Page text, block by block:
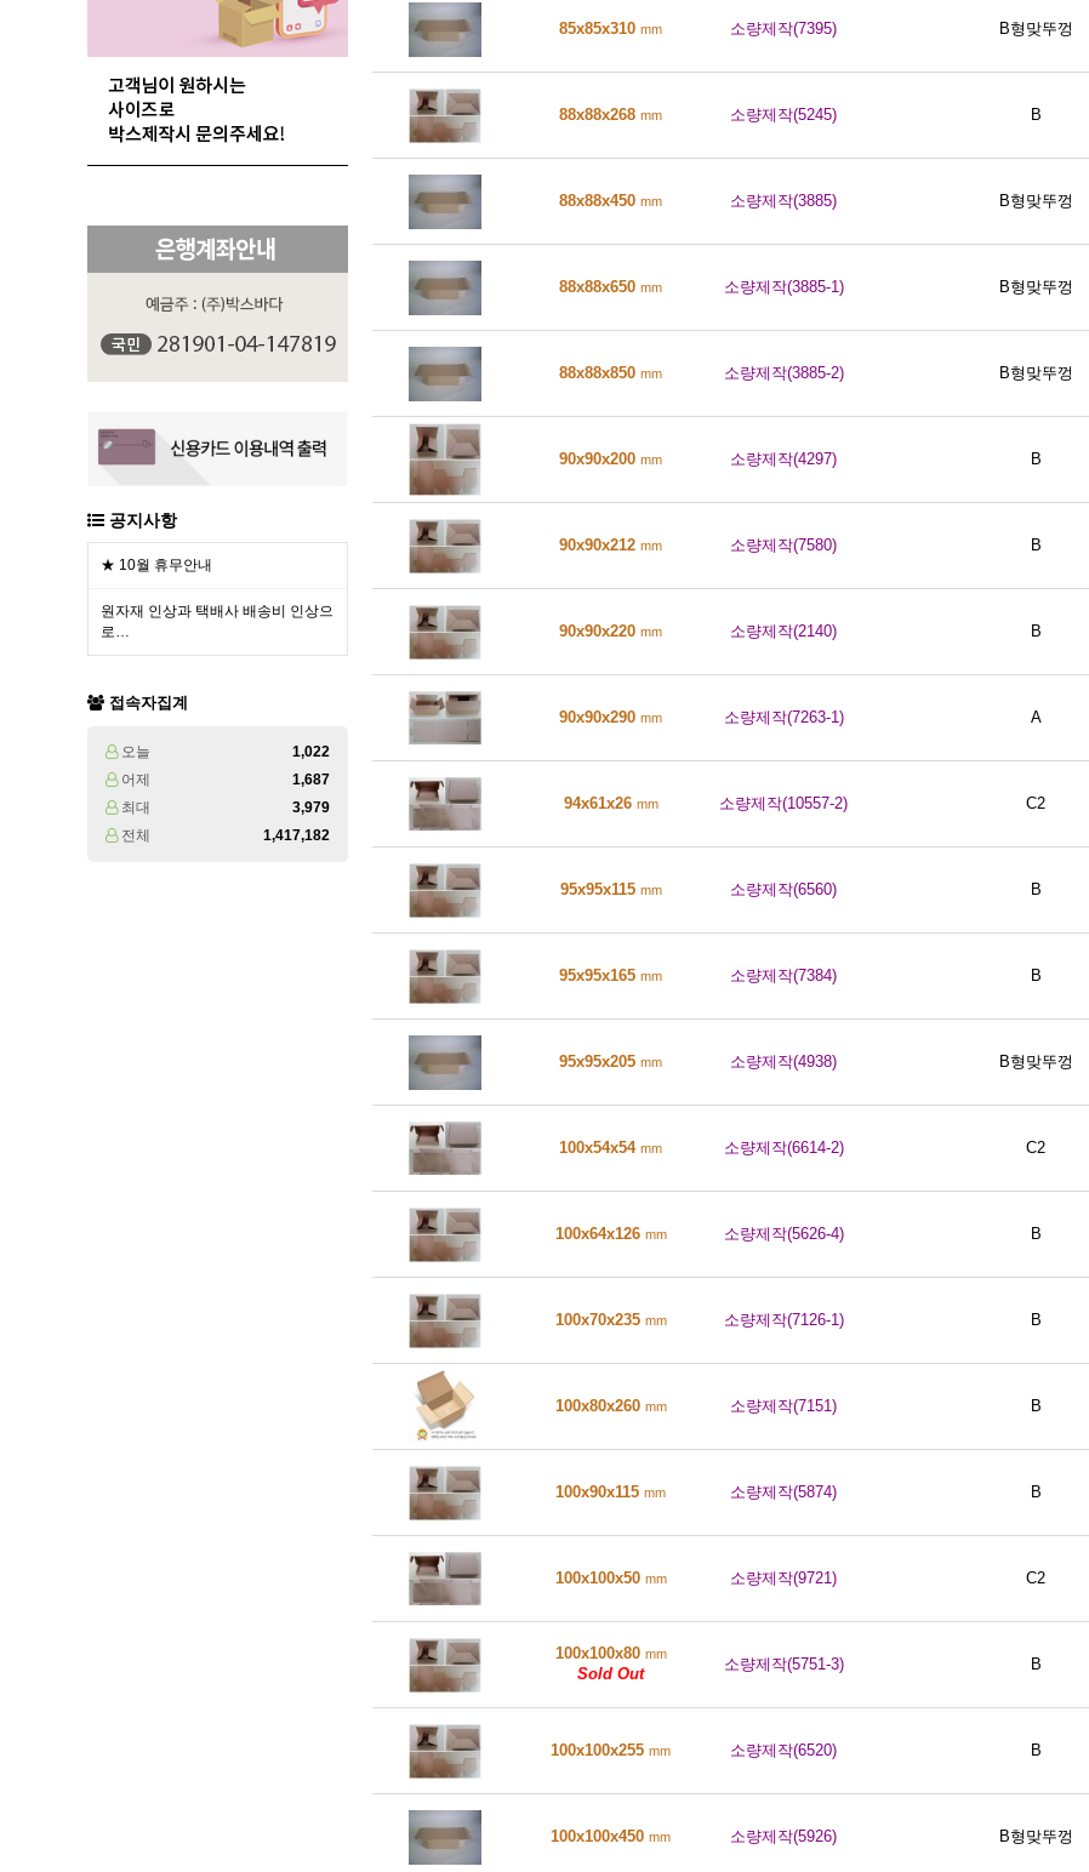
공지사항
★ 10월 휴무안내
원자재 인상과 택배사 배송비 인상으
로…
접속자집계
오늘
1,022
어제
1,687
최대
3,979
전체
1,417,182
85x85x310 mm 소량제작(7395) B형맞뚜껑
88x88x268 mm 소량제작(5245) B
88x88x450 mm 소량제작(3885) B형맞뚜껑
88x88x650 mm 소량제작(3885-1) B형맞뚜껑
88x88x850 mm 소량제작(3885-2) B형맞뚜껑
90x90x200 mm 소량제작(4297) B
90x90x212 mm 소량제작(7580) B
90x90x220 mm 소량제작(2140) B
90x90x290 mm 소량제작(7263-1) A
94x61x26 mm 소량제작(10557-2) C2
95x95x115 mm 소량제작(6560) B
95x95x165 mm 소량제작(7384) B
95x95x205 mm 소량제작(4938) B형맞뚜껑
100x54x54 mm 소량제작(6614-2) C2
100x64x126 mm 소량제작(5626-4) B
100x70x235 mm 소량제작(7126-1) B
100x80x260 mm 소량제작(7151) B
100x90x115 mm 소량제작(5874) B
100x100x50 mm 소량제작(9721) C2
100x100x80 mm
Sold Out
소량제작(5751-3) B
100x100x255 mm 소량제작(6520) B
100x100x450 mm 소량제작(5926) B형맞뚜껑